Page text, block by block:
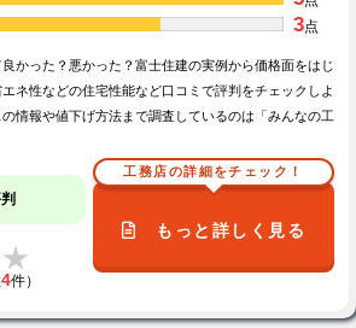
3点
かった？悪かった？富士住建の実例から価格面をはじ
ネ性などの住宅性能など口コミで評判をチェックしよ
情報や値下げ方法まで調査しているのは「みんなの工
4件）
工務店の詳細をチェック！
もっと詳しく見る